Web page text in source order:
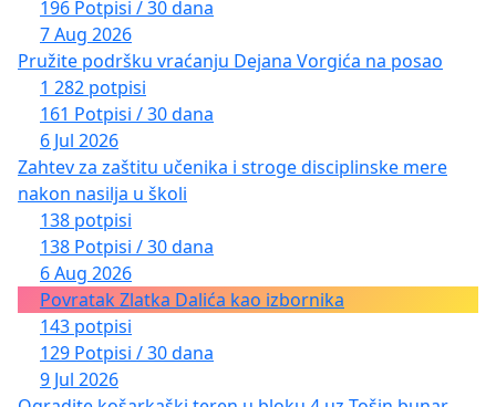
196 Potpisi / 30 dana
7 Aug 2026
Pružite podršku vraćanju Dejana Vorgića na posao
1 282 potpisi
161 Potpisi / 30 dana
6 Jul 2026
Zahtev za zaštitu učenika i stroge disciplinske mere
nakon nasilja u školi
138 potpisi
138 Potpisi / 30 dana
6 Aug 2026
Povratak Zlatka Dalića kao izbornika
143 potpisi
129 Potpisi / 30 dana
9 Jul 2026